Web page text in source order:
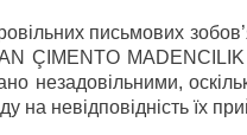
письмових
ÇIMENTO
незадовільними,
на невідповідність їх